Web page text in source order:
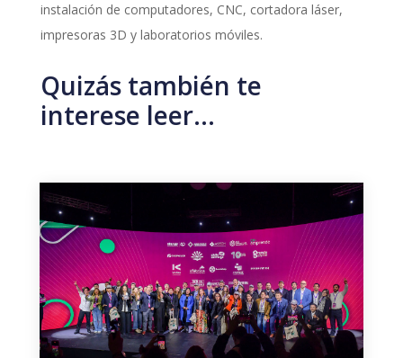
instalación de computadores, CNC, cortadora láser,
impresoras 3D y laboratorios móviles.
Quizás también te
interese leer…